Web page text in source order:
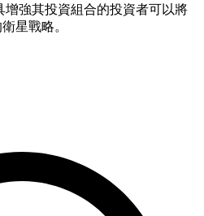
增強其投資組合的投資者可以將
星戰略。